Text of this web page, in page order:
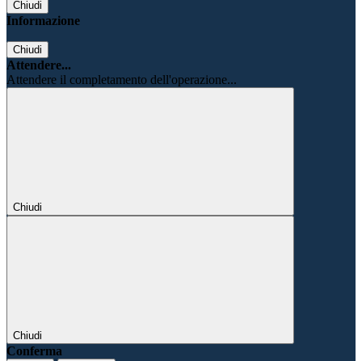
Chiudi
Informazione
Chiudi
Attendere...
Attendere il completamento dell'operazione...
Chiudi
Chiudi
Conferma